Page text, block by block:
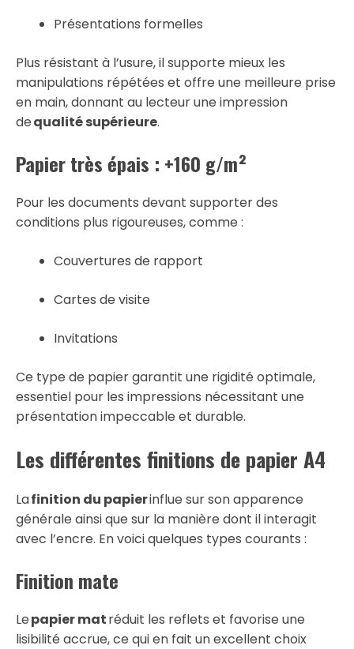
Présentations formelles
Plus résistant à l’usure, il supporte mieux les
manipulations répétées et offre une meilleure prise
en main, donnant au lecteur une impression
dequalité supérieure.
Papier très épais : +160 g/m²
Pour les documents devant supporter des
conditions plus rigoureuses, comme :
Couvertures de rapport
Cartes de visite
Invitations
Ce type de papier garantit une rigidité optimale,
essentiel pour les impressions nécessitant une
présentation impeccable et durable.
Les différentes finitions de papier A4
Lafinition du papierinflue sur son apparence
générale ainsi que sur la manière dont il interagit
avec l’encre. En voici quelques types courants :
Finition mate
Lepapier matréduit les reflets et favorise une
lisibilité accrue, ce qui en fait un excellent choix